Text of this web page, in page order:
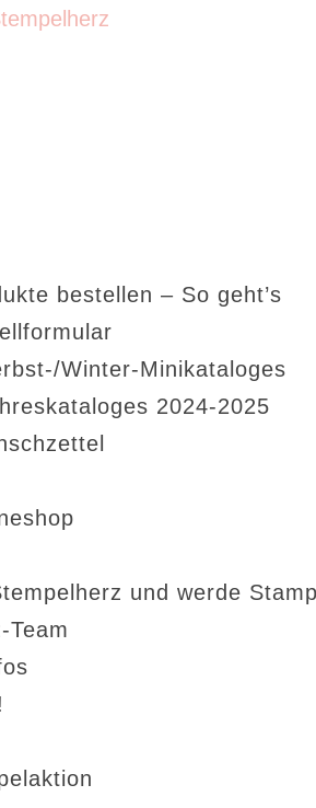
bestellen – So geht’s
Winter-Minikataloges
2024-2025
und werde
Team